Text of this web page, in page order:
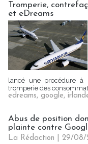
Tromperie,
et eDreams
lancé une procédure à
tromperie des
edreams, google,
Abus de position
plainte contre
La Rédaction | 29/08/